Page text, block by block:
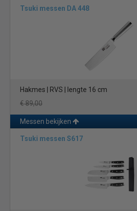
Tsuki messen DA 448
Hakmes | RVS | lengte 16 cm
€ 89,00
Messen bekijken
Tsuki messen S617